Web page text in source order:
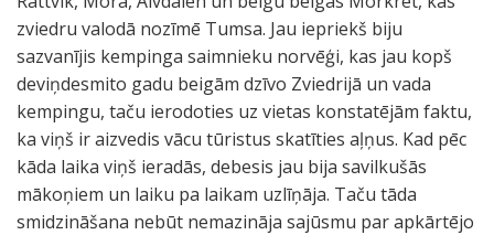
zviedru valodā nozīmē Tumsa. Jau iepriekš biju
sazvanījis kempinga saimnieku norvēģi, kas jau kopš
deviņdesmito gadu beigām dzīvo Zviedrijā un vada
kempingu, taču ierodoties uz vietas konstatējām faktu,
ka viņš ir aizvedis vācu tūristus skatīties aļņus. Kad pēc
kāda laika viņš ieradās, debesis jau bija savilkušās
mākoņiem un laiku pa laikam uzlīņāja. Taču tāda
smidzināšana nebūt nemazināja sajūsmu par apkārtējo